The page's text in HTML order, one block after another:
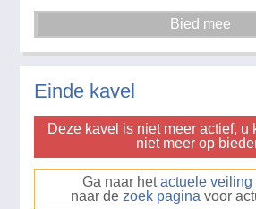
Einde kavel
Deze kavel is niet meer actief, u
niet meer op
Ga naar hetactuele veiling
naar de zoek pagina voor